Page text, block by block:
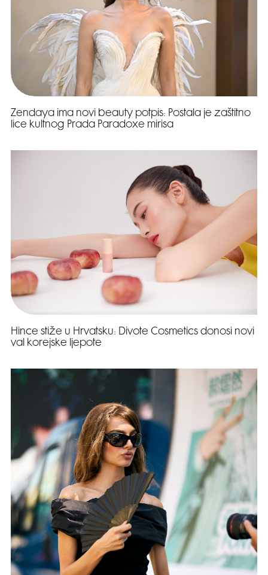
Zendaya ima novi beauty potpis: Postala je zaštitno
lice kultnog Prada Paradoxe mirisa
Hince stiže u Hrvatsku: Divote Cosmetics donosi novi
val korejske ljepote